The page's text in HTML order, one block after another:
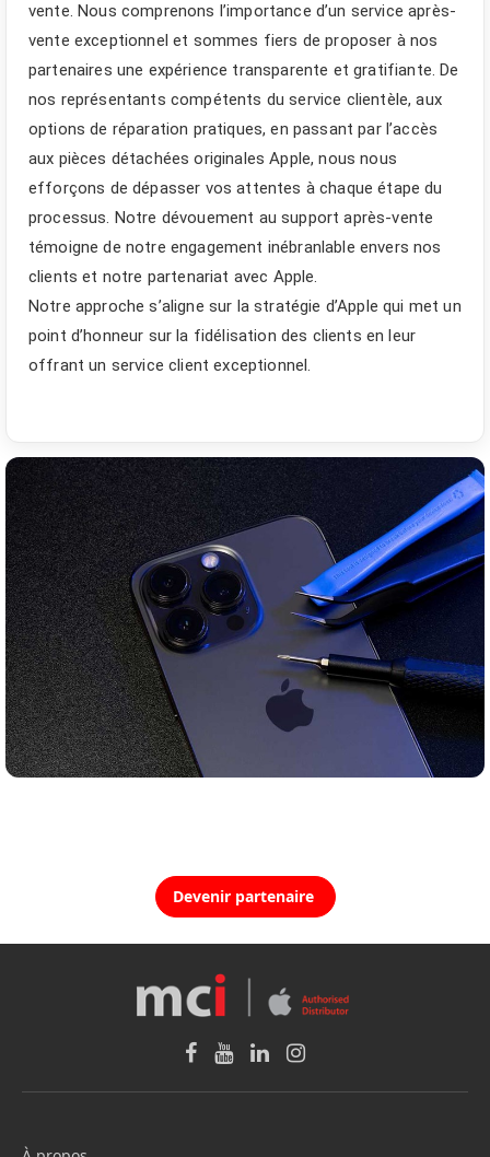
vente. Nous comprenons l’importance d’un service après-
vente exceptionnel et sommes fiers de proposer à nos
partenaires une expérience transparente et gratifiante. De
nos représentants compétents du service clientèle, aux
options de réparation pratiques, en passant par l’accès
aux pièces détachées originales Apple, nous nous
efforçons de dépasser vos attentes à chaque étape du
processus. Notre dévouement au support après-vente
témoigne de notre engagement inébranlable envers nos
clients et notre partenariat avec Apple.
Notre approche s’aligne sur la stratégie d’Apple qui met un
point d’honneur sur la fidélisation des clients en leur
offrant un service client exceptionnel.
Devenir partenaire